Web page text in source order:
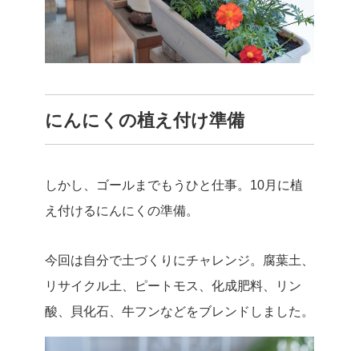
にんにくの植え付け準備
しかし、ゴールまでもうひと仕事。10月に植
え付けるにんにくの準備。
今回は自分で土づくりにチャレンジ。腐葉土、
リサイクル土、ピートモス、化成肥料、リン
酸、貝化石、牛フンなどをブレンドしました。